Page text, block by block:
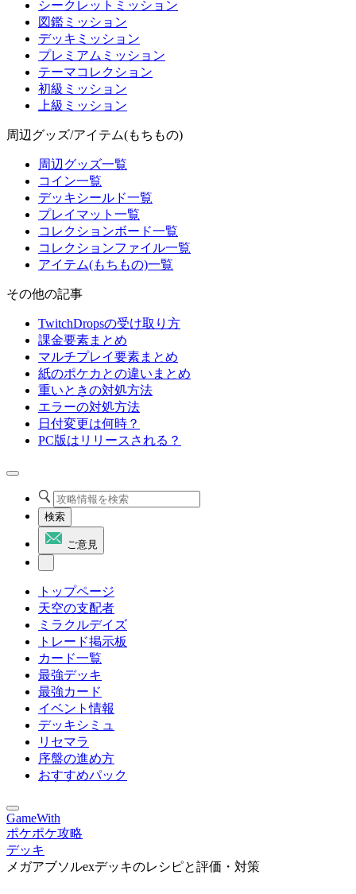
シークレットミッション
図鑑ミッション
デッキミッション
プレミアムミッション
テーマコレクション
初級ミッション
上級ミッション
周辺グッズ/アイテム(もちもの)
周辺グッズ一覧
コイン一覧
デッキシールド一覧
プレイマット一覧
コレクションボード一覧
コレクションファイル一覧
アイテム(もちもの)一覧
その他の記事
TwitchDropsの受け取り方
課金要素まとめ
マルチプレイ要素まとめ
紙のポケカとの違いまとめ
重いときの対処方法
エラーの対処方法
日付変更は何時？
PC版はリリースされる？
検索
ご意見
トップページ
天空の支配者
ミラクルデイズ
トレード掲示板
カード一覧
最強デッキ
最強カード
イベント情報
デッキシミュ
リセマラ
序盤の進め方
おすすめパック
GameWith
ポケポケ攻略
デッキ
メガアブソルexデッキのレシピと評価・対策